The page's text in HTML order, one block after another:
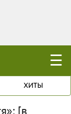
☰
ХИТЫ
[в